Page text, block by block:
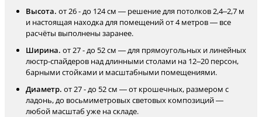
Высота. от 26 - до 124 см — решение для потолков 2,4–2,7 м
и настоящая находка для помещений от 4 метров — все
расчёты выполнены заранее.
Ширина. от 27 - до 52 см — для прямоугольных и линейных
люстр-спайдеров над длинными столами на 12–20 персон,
барными стойками и масштабными помещениями.
Диаметр. от 27 - до 52 см — от крошечных, размером с
ладонь, до восьмиметровых световых композиций —
любой масштаб уже на складе.